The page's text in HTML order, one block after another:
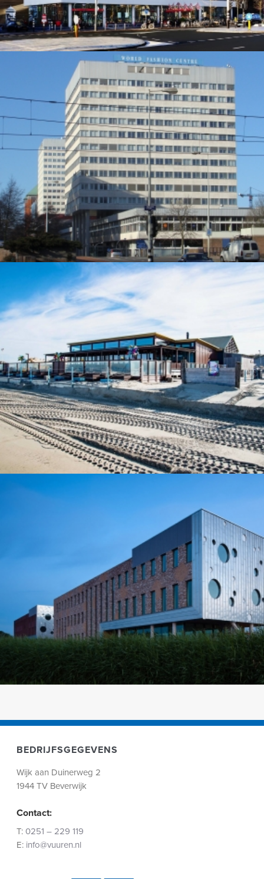
BEDRIJFSGEGEVENS
Wijk aan Duinerweg 2
1944 TV Beverwijk
Contact:
T:0251 – 229 119
E: info@vuuren.nl